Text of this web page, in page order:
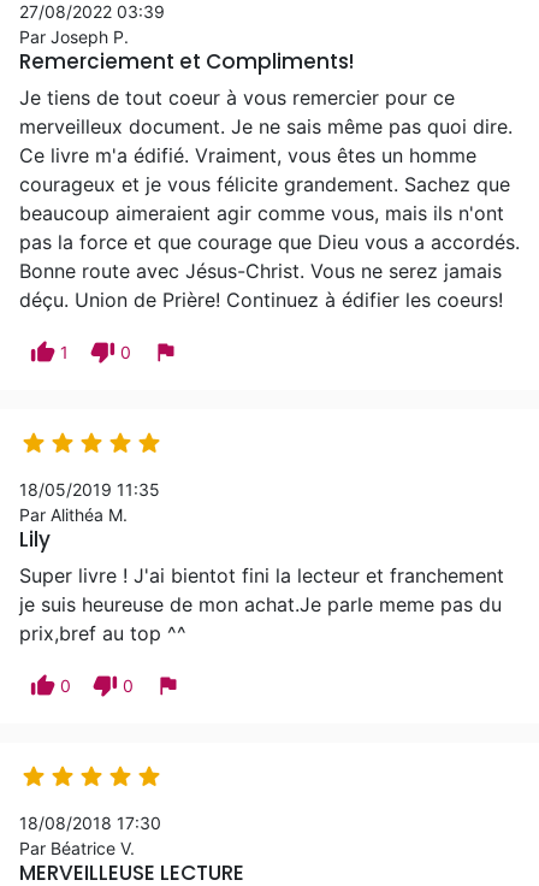
27/08/2022 03:39
Par Joseph P.
Remerciement et Compliments!
Je tiens de tout coeur à vous remercier pour ce
merveilleux document. Je ne sais même pas quoi dire.
Ce livre m'a édifié. Vraiment, vous êtes un homme
courageux et je vous félicite grandement. Sachez que
beaucoup aimeraient agir comme vous, mais ils n'ont
pas la force et que courage que Dieu vous a accordés.
Bonne route avec Jésus-Christ. Vous ne serez jamais
déçu. Union de Prière! Continuez à édifier les coeurs!
thumb_up 1 thumb_down 0 flag
    
18/05/2019 11:35
Par Alithéa M.
Lily
Super livre ! J'ai bientot fini la lecteur et franchement
je suis heureuse de mon achat.Je parle meme pas du
prix,bref au top ^^
thumb_up 0 thumb_down 0 flag
    
18/08/2018 17:30
Par Béatrice V.
MERVEILLEUSE LECTURE